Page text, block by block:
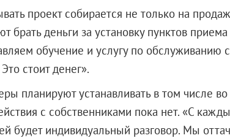
проект собирается не только на
брать деньги за установку пунктов
обучение и услугу по обслуживанию
стоит денег».
планируют устанавливать в том числе
с собственниками пока нет. «С
будет индивидуальный разговор. Мы